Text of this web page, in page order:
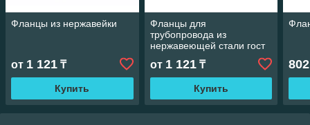
Фланцы из нержавейки
от 1 121 ₸
Купить
Фланцы для
трубопровода из
нержавеющей стали гост
от 1 121₸
Купить
802